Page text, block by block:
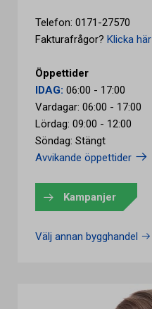
Telefon: 0171-27570
Fakturafrågor? Klicka här
Öppettider
IDAG: 06:00 - 17:00
Vardagar: 06:00 - 17:00
Lördag: 09:00 - 12:00
Söndag: Stängt
Avvikande öppettider
Kampanjer
Välj annan bygghandel